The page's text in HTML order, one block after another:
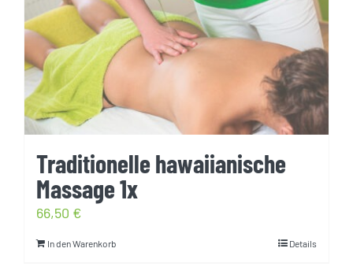
Traditionelle hawaiianische
Massage 1x
66,50 €
In den Warenkorb Details